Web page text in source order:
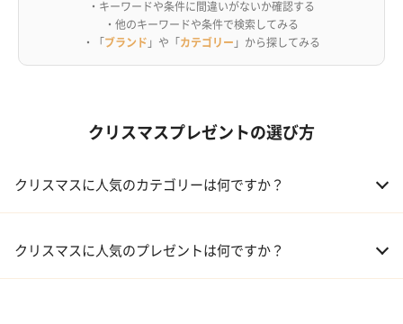
・キーワードや条件に間違いがないか確認する
・他のキーワードや条件で検索してみる
・「ブランド 」や「カテゴリー 」から探してみる
クリスマスプレゼントの選び方
クリスマスに人気のカテゴリーは何ですか？
02 ファッション小物
クリスマスに人気のプレゼントは何ですか？